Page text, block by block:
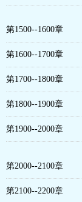
第1500--1600章
第1600--1700章
第1700--1800章
第1800--1900章
第1900--2000章
第2000--2100章
第2100--2200章